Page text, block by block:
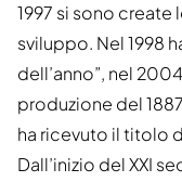
1997 si sono create
sviluppo. Nel 1998
dell’anno”, nel
produzione del
ha ricevuto il titolo
Dall’inizio del XXI